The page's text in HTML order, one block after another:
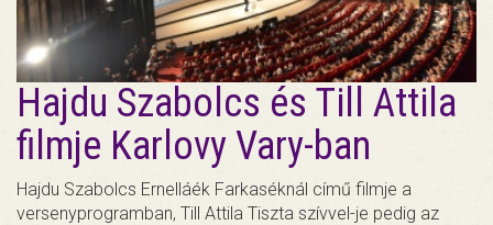
Hajdu Szabolcs és Till Attila
filmje Karlovy Vary-ban
Hajdu Szabolcs Ernelláék Farkaséknál című filmje a
versenyprogramban, Till Attila Tiszta szívvel-je pedig az